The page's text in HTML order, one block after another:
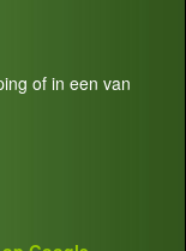
of in een van